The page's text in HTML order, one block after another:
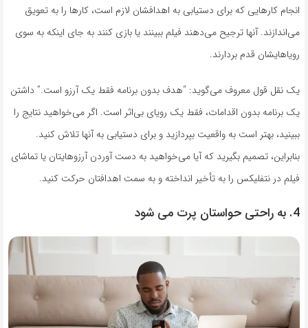
انجام کارهایی که برای دستیابی به اهدافشان لازم است، کارها را به تعویق
می‌اندازند. آنها ترجیح می‌دهند فیلم ببینند یا بازی کنند به جای اینکه به سوی
رویاهایشان قدم بردارند.
یک نقل قول معروف می‌گوید: “هدف بدون برنامه فقط یک آرزو است.” داشتن
یک برنامه بدون اقدامات، فقط یک رویای بی‌اثر است. اگر می‌خواهید نتایج را
ببینید، بهتر است به واقعیت بپردازید و برای دستیابی به آنها تلاش کنید.
بنابراین، تصمیم بگیرید که آیا می‌خواهید به دست آوردن آرزوهایتان یا تماشای
فیلم در نتفلیکس را به تأخیر انداخته و به سمت اهدافتان حرکت کنید.
4. به راحتی حواستان پرت می شود